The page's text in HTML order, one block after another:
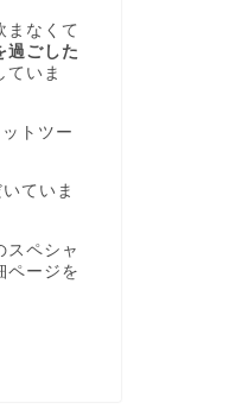
まなくて
過ごした
ていま
トツー
ていま
スペシャ
ページを